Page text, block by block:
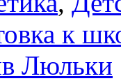
к
Люльки